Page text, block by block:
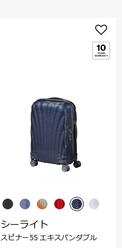
シーライト
スピナー55 エキスパンダブル